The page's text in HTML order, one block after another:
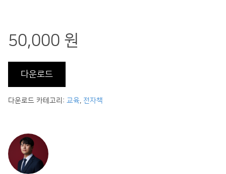
50,000 원
다운로드
다운로드 카테고리: 교육, 전자책